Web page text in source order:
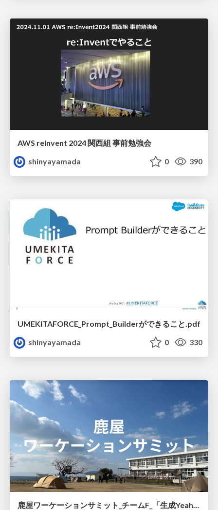
AWS reInvent 2024 関西組 事前勉強会
shinyayamada
0 390
UMEKITAFORCE_Prompt_Builderができること.pdf
shinyayamada
0 330
鹿屋ワーケーションサミット_チームF_「生成Yeah~Iアプリ」の紹介